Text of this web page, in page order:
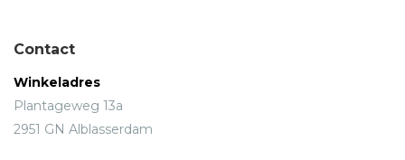
Contact
Winkeladres
Plantageweg 13a
2951 GN Alblasserdam